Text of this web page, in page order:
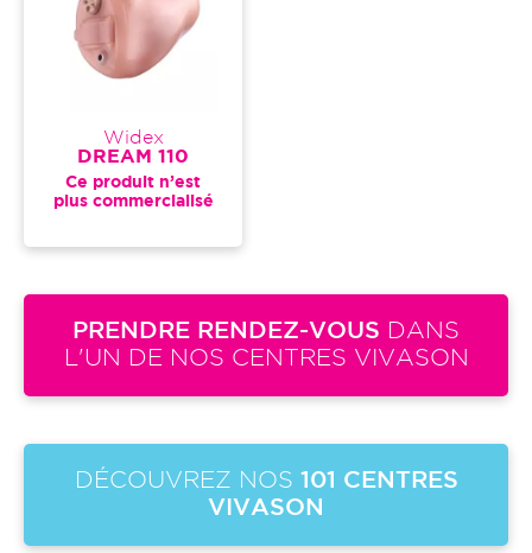
Widex
DREAM 110
Ce produit n’est
plus commercialisé
PRENDRE RENDEZ-VOUS DANS
L'UN DE NOS CENTRES VIVASON
DÉCOUVREZ NOS 101 CENTRES
VIVASON